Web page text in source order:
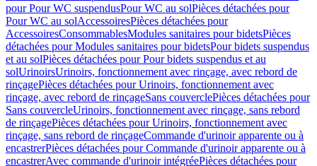
pour Pour WC suspendusPour WC au solPièces détachées pour
Pour WC au solAccessoiresPièces détachées pour
AccessoiresConsommablesModules sanitaires pour bidetsPièces
détachées pour Modules sanitaires pour bidetsPour bidets suspendus
et au solPièces détachées pour Pour bidets suspendus et au
solUrinoirsUrinoirs, fonctionnement avec rinçage, avec rebord de
rinçagePièces détachées pour Urinoirs, fonctionnement avec
rinçage, avec rebord de rinçageSans couverclePièces détachées pour
Sans couvercleUrinoirs, fonctionnement avec rinçage, sans rebord
de rinçagePièces détachées pour Urinoirs, fonctionnement avec
rinçage, sans rebord de rinçageCommande d'urinoir apparente ou à
encastrerPièces détachées pour Commande d'urinoir apparente ou à
encastrerAvec commande d'urinoir intégréePièces détachées pour